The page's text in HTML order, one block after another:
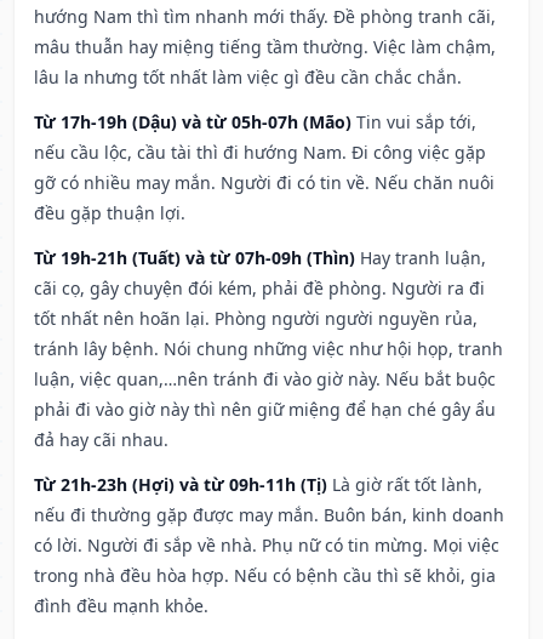
hướng Nam thì tìm nhanh mới thấy. Đề phòng tranh cãi,
mâu thuẫn hay miệng tiếng tầm thường. Việc làm chậm,
lâu la nhưng tốt nhất làm việc gì đều cần chắc chắn.
Từ 17h-19h (Dậu) và từ 05h-07h (Mão) Tin vui sắp tới,
nếu cầu lộc, cầu tài thì đi hướng Nam. Đi công việc gặp
gỡ có nhiều may mắn. Người đi có tin về. Nếu chăn nuôi
đều gặp thuận lợi.
Từ 19h-21h (Tuất) và từ 07h-09h (Thìn) Hay tranh luận,
cãi cọ, gây chuyện đói kém, phải đề phòng. Người ra đi
tốt nhất nên hoãn lại. Phòng người người nguyền rủa,
tránh lây bệnh. Nói chung những việc như hội họp, tranh
luận, việc quan,…nên tránh đi vào giờ này. Nếu bắt buộc
phải đi vào giờ này thì nên giữ miệng để hạn ché gây ẩu
đả hay cãi nhau.
Từ 21h-23h (Hợi) và từ 09h-11h (Tị) Là giờ rất tốt lành,
nếu đi thường gặp được may mắn. Buôn bán, kinh doanh
có lời. Người đi sắp về nhà. Phụ nữ có tin mừng. Mọi việc
trong nhà đều hòa hợp. Nếu có bệnh cầu thì sẽ khỏi, gia
đình đều mạnh khỏe.